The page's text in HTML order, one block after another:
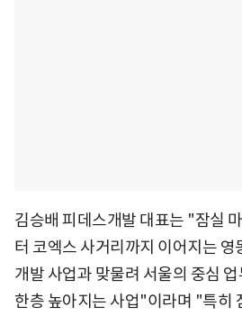
김승배 피데스개발 대표는 "잠실
터 코엑스 사거리까지 이어지는 영
개발 사업과 맞물려 서울의 중심
한층 높아지는 사업"이라며 "특히